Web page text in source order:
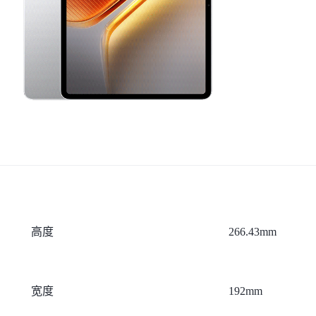
高度 266.43mm
宽度 192mm